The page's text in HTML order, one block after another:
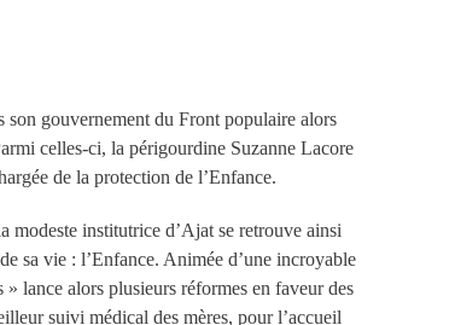
gouvernement du Front populaire alors
celles-ci, la périgourdine Suzanne Lacore
de la protection de l’Enfance.
modeste institutrice d’Ajat se retrouve ainsi
sa vie : l’Enfance. Animée d’une incroyable
lance alors plusieurs réformes en faveur des
suivi médical des mères, pour l’accueil